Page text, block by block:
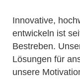
Innovative,
entwickeln ist
Bestreben.
Lösungen für
unsere